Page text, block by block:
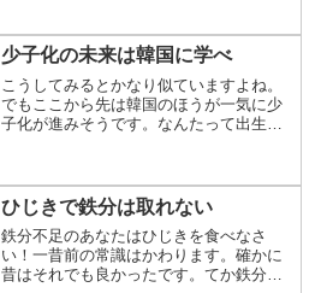
少子化の未来は韓国に学べ
こうしてみるとかなり似ていますよね。
でもここから先は韓国のほうが一気に少
子化が進みそうです。なんたって出生率
ひじきで鉄分は取れない
鉄分不足のあなたはひじきを食べなさ
い！一昔前の常識はかわります。確かに
昔はそれでも良かったです。てか鉄分不